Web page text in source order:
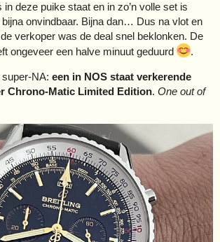
deze puike staat en in zo’n volle set is
onvindbaar. Bijna dan… Dus na vlot en
verkoper was de deal snel beklonken. De
ongeveer een halve minuut geduurd
.
super-NA: een in NOS staat verkerende
Chrono-Matic Limited Edition. One out of